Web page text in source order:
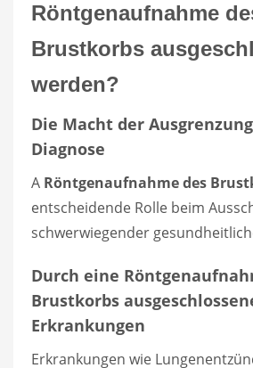
Röntgenaufnahme
Brustkorbs
werden?
Die Macht der
Diagnose
A Röntgenaufnahme des
entscheidende Rolle beim
schwerwiegender
Durch eine
Brustkorbs
Erkrankungen
Erkrankungen wie